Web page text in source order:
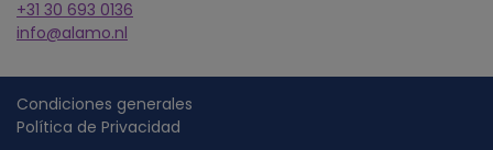
+31 30 693 0136
info@alamo.nl
Condiciones generales
Política de Privacidad
a
t